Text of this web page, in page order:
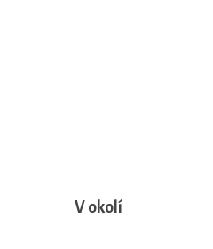
V okolí